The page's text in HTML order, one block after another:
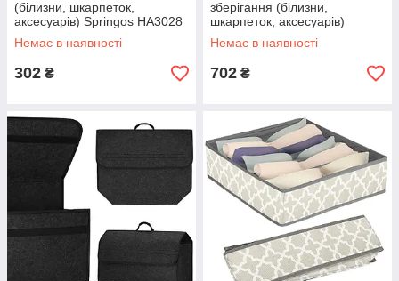
(білизни, шкарпеток,
аксесуарів) Springos HA3028
Немає в наявності
302 ₴
зберігання (білизни,
шкарпеток, аксесуарів)
Springos HA3021
Немає в наявності
702 ₴